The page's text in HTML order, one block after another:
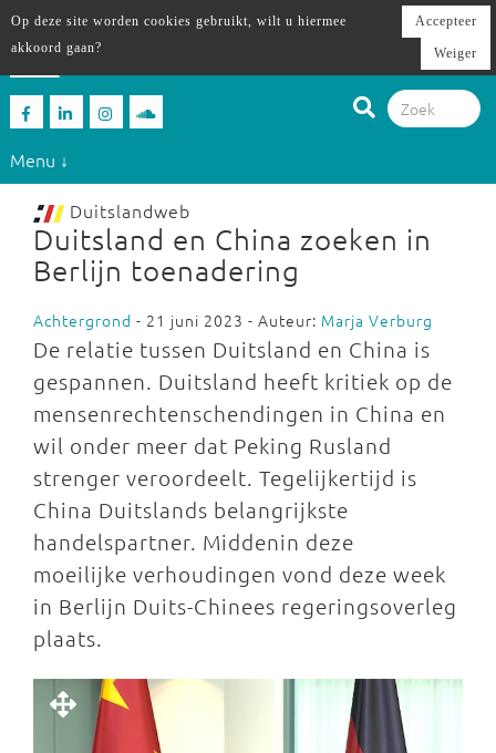
Menu ↓
Duitslandweb
Duitsland en China zoeken in
Berlijn toenadering
Achtergrond - 21 juni 2023 - Auteur: Marja Verburg
De relatie tussen Duitsland en China is
gespannen. Duitsland heeft kritiek op de
mensenrechtenschendingen in China en
wil onder meer dat Peking Rusland
strenger veroordeelt. Tegelijkertijd is
China Duitslands belangrijkste
handelspartner. Middenin deze
moeilijke verhoudingen vond deze week
in Berlijn Duits-Chinees regeringsoverleg
plaats.
Op deze site worden cookies gebruikt, wilt u hiermee
akkoord gaan?
Accepteer
Weiger